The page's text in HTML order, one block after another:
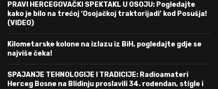
PRAVI HERCEGOVAČKI SPEKTAKL U OSOJU: Pogledajte
kako je bilo na trećoj ‘Osojačkoj traktorijadi’ kod Posušja!
(VIDEO)
Kilometarske kolone na izlazu iz BiH, pogledajte gdje se
najviše čeka!
SPAJANJE TEHNOLOGIJE I TRADICIJE: Radioamateri
Herceg Bosne na Blidinju proslavili 34. rođendan, stigle i